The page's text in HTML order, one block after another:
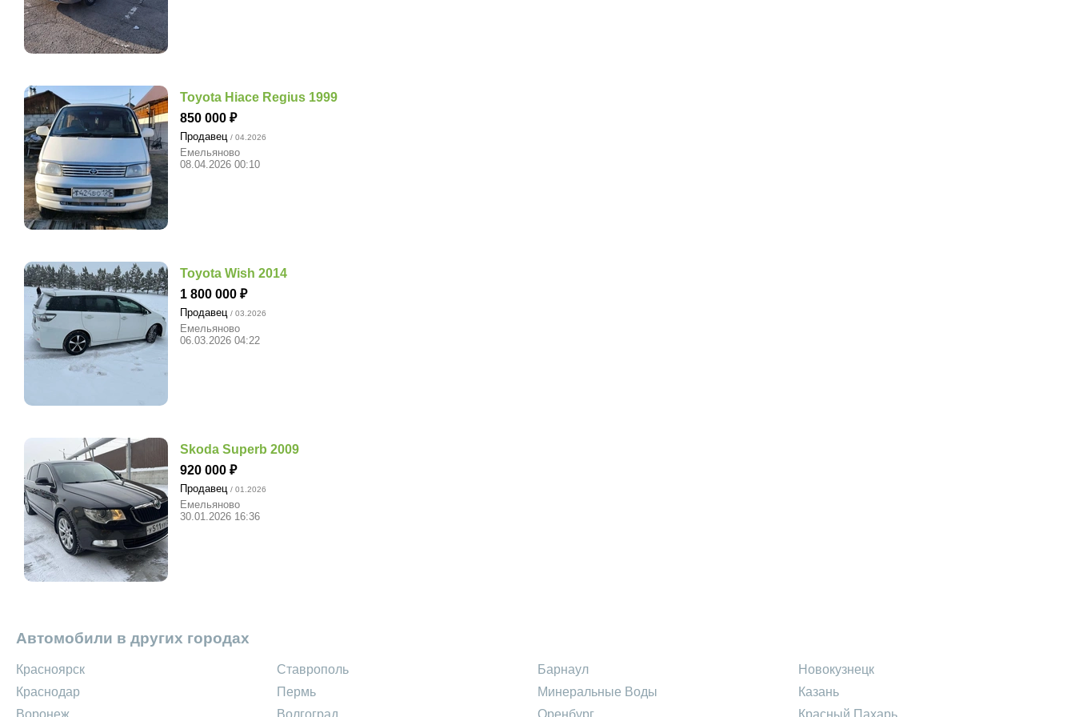
Toyota Hiace Regius 1999
850 000
Продавец / 04.2026
Емельяново
08.04.2026 00:10
Toyota Wish 2014
1 800 000
Продавец / 03.2026
Емельяново
06.03.2026 04:22
Skoda Superb 2009
920 000
Продавец / 01.2026
Емельяново
30.01.2026 16:36
Автомобили в других городах
Красноярск
Краснодар
Воронеж
Ставрополь
Пермь
Волгоград
Барнаул
Минеральные Воды
Оренбург
Новокузнецк
Казань
Красный Пахарь